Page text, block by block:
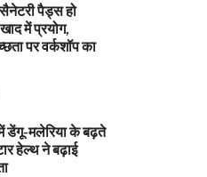
पैड्स हो
में प्रयोग,
पर वर्कशॉप का
डेंगू-मलेरिया के बढ़ते
हेल्थ ने बढ़ाई